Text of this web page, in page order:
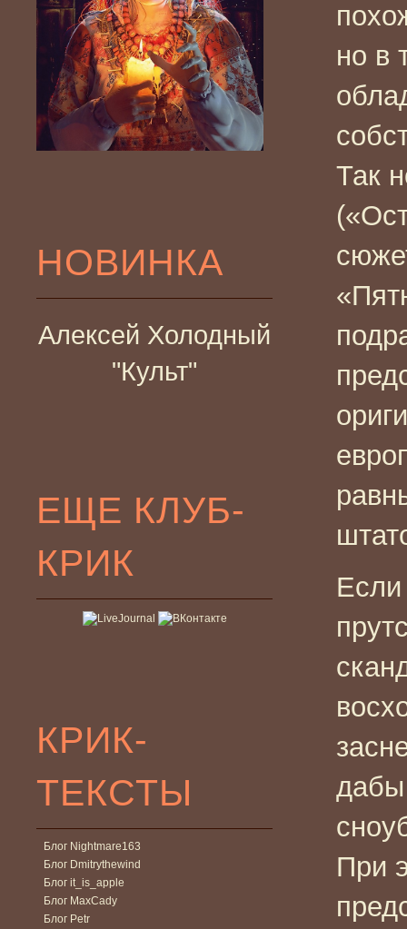
НОВИНКА
Алексей Холодный
"Культ"
ЕЩЕ КЛУБ-
КРИК
КРИК-
ТЕКСТЫ
Блог Nightmare163
Блог Dmitrythewind
Блог it_is_apple
Блог MaxCady
Блог Petr
но в
Так
дабы
При